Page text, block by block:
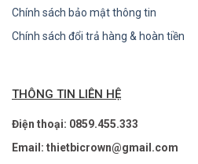
Chính sách bảo mật thông tin
Chính sách đổi trả hàng & hoàn tiền
THÔNG TIN LIÊN HỆ
Điện thoại: 0859.455.333
Email: thietbicrown@gmail.com